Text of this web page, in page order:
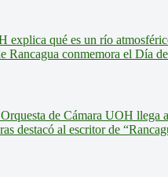
explica qué es un río
Rancagua conmemora el Día
de Cámara UOH llega
destacó al escritor de